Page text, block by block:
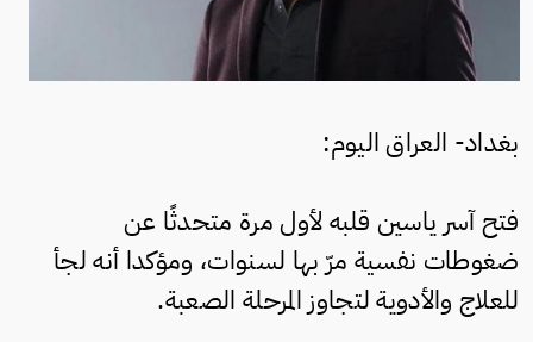
بغداد- العراق اليوم:
فتح آسر ياسين قلبه لأول مرة متحدثًا عن
ضغوطات نفسية مرّ بها لسنوات، ومؤكدا أنه لجأ
للعلاج والأدوية لتجاوز المرحلة الصعبة.